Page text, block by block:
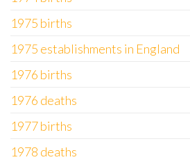
1975 births
1975 establishments in England
1976 births
1976 deaths
1977 births
1978 deaths